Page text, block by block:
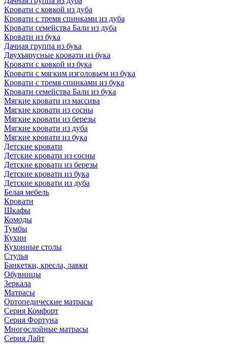
Кровати с ковкой из дуба
Кровати с тремя спинками из дуба
Кровати семейства Бали из дуба
Кровати из бука
Дачная группа из бука
Двухъярусные кровати из бука
Кровати с ковкой из бука
Кровати с мягким изголовьем из бука
Кровати с тремя спинками из бука
Кровати семейства Бали из бука
Мягкие кровати из массива
Мягкие кровати из сосны
Мягкие кровати из березы
Мягкие кровати из дуба
Мягкие кровати из бука
Детские кровати
Детские кровати из сосны
Детские кровати из березы
Детские кровати из бука
Детские кровати из дуба
Белая мебель
Кровати
Шкафы
Комоды
Тумбы
Кухни
Кухонные столы
Стулья
Банкетки, кресла, лавки
Обувницы
Зеркала
Матрасы
Ортопедические матрасы
Серия Комфорт
Серия Фортуна
Многослойные матрасы
Серия Лайт